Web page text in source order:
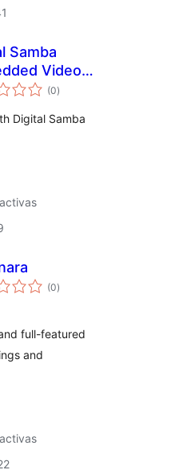
Samba
Video
(0valoraciones
en
)
Digital Samba
(0valoraciones
en
)
full-featured
and